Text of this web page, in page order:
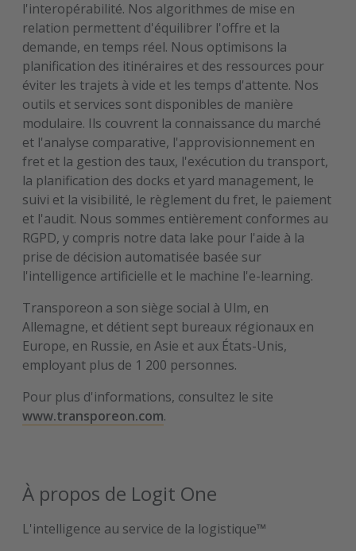
l'interopérabilité. Nos algorithmes de mise en
relation permettent d'équilibrer l'offre et la
demande, en temps réel. Nous optimisons la
planification des itinéraires et des ressources pour
éviter les trajets à vide et les temps d'attente. Nos
outils et services sont disponibles de manière
modulaire. Ils couvrent la connaissance du marché
et l'analyse comparative, l'approvisionnement en
fret et la gestion des taux, l'exécution du transport,
la planification des docks et yard management, le
suivi et la visibilité, le règlement du fret, le paiement
et l'audit. Nous sommes entièrement conformes au
RGPD, y compris notre data lake pour l'aide à la
prise de décision automatisée basée sur
l'intelligence artificielle et le machine l'e-learning.
Transporeon a son siège social à Ulm, en
Allemagne, et détient sept bureaux régionaux en
Europe, en Russie, en Asie et aux États-Unis,
employant plus de 1 200 personnes.
Pour plus d'informations, consultez le site
www.transporeon.com.
À propos de Logit One
L'intelligence au service de la logistique™